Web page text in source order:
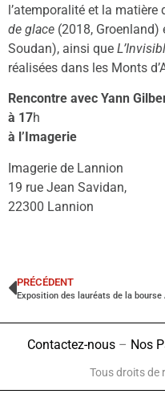
l’atemporalité et la matière
de glace (2018, Groenland)
Soudan), ainsi que
réalisées dans les Monts
Rencontre avec Yann
à 17h
à l’Imagerie
Imagerie de Lannion
19 rue Jean Savidan,
22300 Lannion
PRÉCÉDENT
Contactez-nous – Nos
Tous droits de